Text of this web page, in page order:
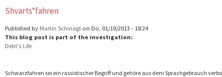
Shvarts*fahren
Published by Martin Schinagl on Do, 01/10/2013 - 18:24
This blog post is part of the investigation:
Debt's Life
Schwarzfahren sei ein rassistischer Begriff und gehöre aus dem Sprachgebrauch